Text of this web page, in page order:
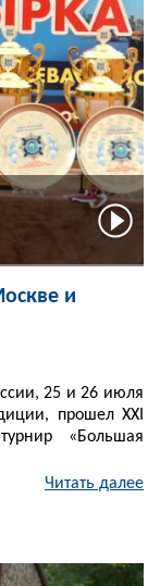
и
25 и 26 июля
прошел XXI
«Большая
Читать далее